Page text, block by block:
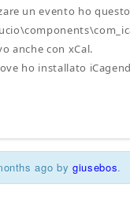
un evento ho
anche con xCal.
ho installato
ago by giusebos.